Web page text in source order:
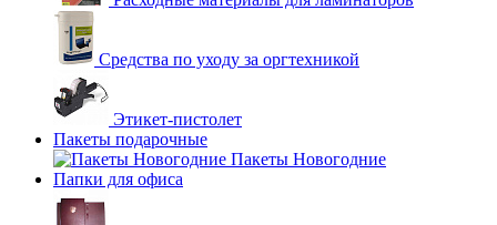
Средства по уходу за оргтехникой
Этикет-пистолет
Пакеты подарочные
Пакеты Новогодние
Папки для офиса